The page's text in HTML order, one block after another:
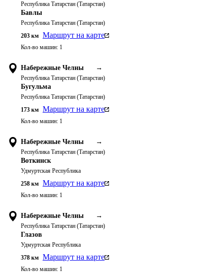
Республика Татарстан (Татарстан)
Бавлы
Республика Татарстан (Татарстан)
203 км Маршрут на карте
Кол-во машин: 1
Набережные Челны →
Республика Татарстан (Татарстан)
Бугульма
Республика Татарстан (Татарстан)
173 км Маршрут на карте
Кол-во машин: 1
Набережные Челны →
Республика Татарстан (Татарстан)
Воткинск
Удмуртская Республика
258 км Маршрут на карте
Кол-во машин: 1
Набережные Челны →
Республика Татарстан (Татарстан)
Глазов
Удмуртская Республика
378 км Маршрут на карте
Кол-во машин: 1